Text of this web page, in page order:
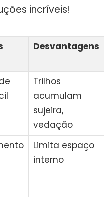
incríveis!
Desvantagens
Trilhos
acumulam
sujeira,
vedação
Limita espaço
interno